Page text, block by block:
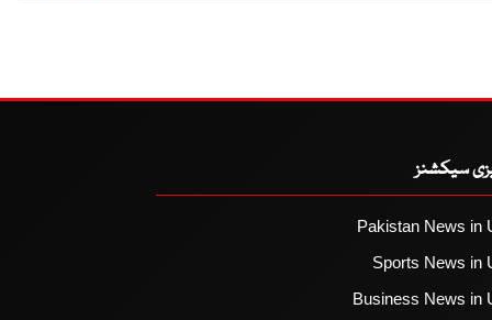
سیکشنز
Pakistan News in
Sports News in
Business News in